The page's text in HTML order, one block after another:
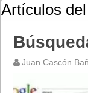
Artículos
Juan Cascón